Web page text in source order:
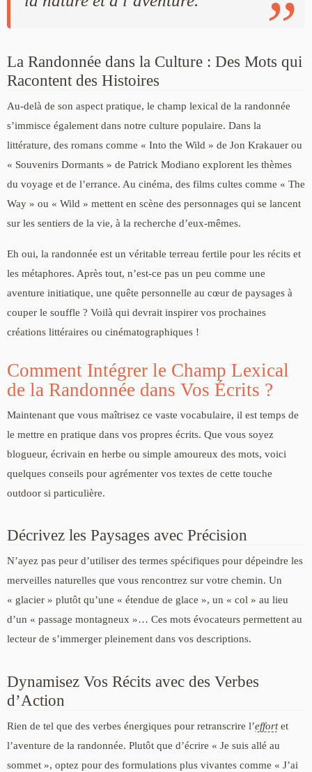
La Randonnée dans la Culture : Des Mots qui
Racontent des Histoires
Au-delà de son aspect pratique, le champ lexical de la randonnée
s’immisce également dans notre culture populaire. Dans la
littérature, des romans comme « Into the Wild » de Jon Krakauer ou
« Souvenirs Dormants » de Patrick Modiano explorent les thèmes
du voyage et de l’errance. Au cinéma, des films cultes comme « The
Way » ou « Wild » mettent en scène des personnages qui se lancent
sur les sentiers de la vie, à la recherche d’eux-mêmes.
Eh oui, la randonnée est un véritable terreau fertile pour les récits et
les métaphores. Après tout, n’est-ce pas un peu comme une
aventure initiatique, une quête personnelle au cœur de paysages à
couper le souffle ? Voilà qui devrait inspirer vos prochaines
créations littéraires ou cinématographiques !
Comment Intégrer le Champ Lexical
de la Randonnée dans Vos Écrits ?
Maintenant que vous maîtrisez ce vaste vocabulaire, il est temps de
le mettre en pratique dans vos propres écrits. Que vous soyez
blogueur, écrivain en herbe ou simple amoureux des mots, voici
quelques conseils pour agrémenter vos textes de cette touche
outdoor si particulière.
Décrivez les Paysages avec Précision
N’ayez pas peur d’utiliser des termes spécifiques pour dépeindre les
merveilles naturelles que vous rencontrez sur votre chemin. Un
« glacier » plutôt qu’une « étendue de glace », un « col » au lieu
d’un « passage montagneux »… Ces mots évocateurs permettent au
lecteur de s’immerger pleinement dans vos descriptions.
Dynamisez Vos Récits avec des Verbes
d’Action
Rien de tel que des verbes énergiques pour retranscrire l’effortet
l’aventure de la randonnée. Plutôt que d’écrire « Je suis allé au
sommet », optez pour des formulations plus vivantes comme « J’ai